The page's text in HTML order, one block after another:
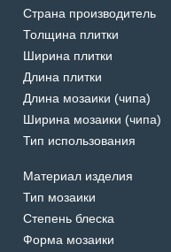
Страна производитель
Толщина плитки
Ширина плитки
Длина плитки
Длина мозаики (чипа)
Ширина мозаики (чипа)
Тип использования
Материал изделия
Тип мозаики
Степень блеска
Форма мозаики